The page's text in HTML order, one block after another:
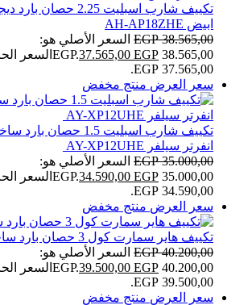
تكييف شارب اسبليت 2.25
ابيض AH-AP18ZHE
38.565,00
EGP السعر الأصلي هو:
38.565,00 EGP.
37.565,00 EGP
السعر
37.565,00 EGP.
سعر العرض منتج مخفض
تكييف شارب اسبليت 1.5
انفرتر سيلفر AY-XP12UHE
35.000,00
EGP السعر الأصلي هو:
35.000,00 EGP.
34.590,00 EGP
السعر
34.590,00 EGP.
سعر العرض منتج مخفض
تكييف هاير سمارت كول 3 حصان بارد ساخن
40.200,00
EGP السعر الأصلي هو:
40.200,00 EGP.
39.500,00 EGP
السعر
39.500,00 EGP.
سعر العرض منتج مخفض